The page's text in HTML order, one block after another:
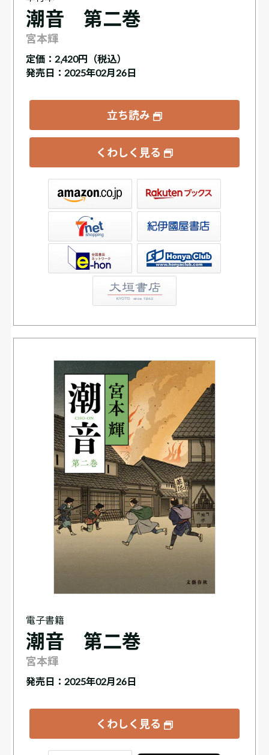
潮音 第二巻
宮本輝
定価： 2,420円（税込）
発売日：2025年02月26日
立ち読み
くわしく見る
書店ウェブストア
電子書籍
潮音 第二巻
宮本輝
発売日：2025年02月26日
くわしく見る